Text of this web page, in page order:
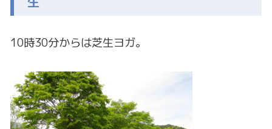
10時30分からは芝生ヨガ。